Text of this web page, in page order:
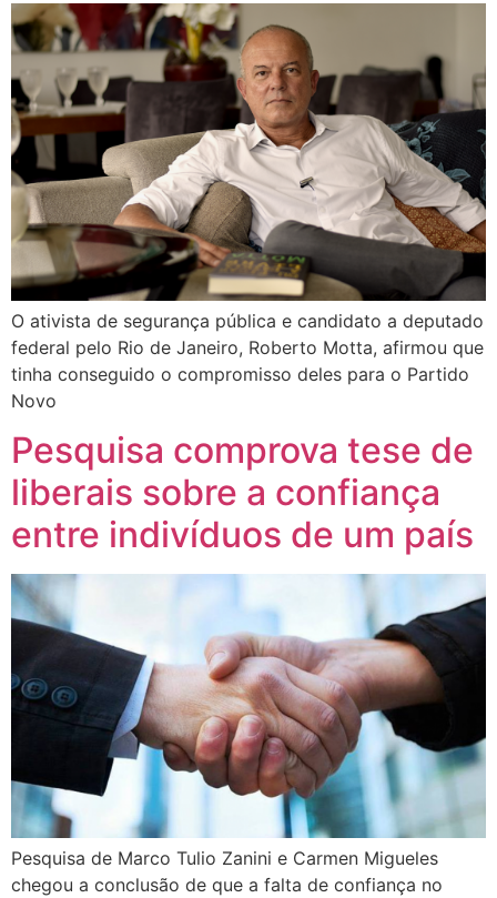
O ativista de segurança pública e candidato a deputado
federal pelo Rio de Janeiro, Roberto Motta, afirmou que
tinha conseguido o compromisso deles para o Partido
Novo
Pesquisa comprova tese de
liberais sobre a confiança
entre indivíduos de um país
Pesquisa de Marco Tulio Zanini e Carmen Migueles
chegou a conclusão de que a falta de confiança no